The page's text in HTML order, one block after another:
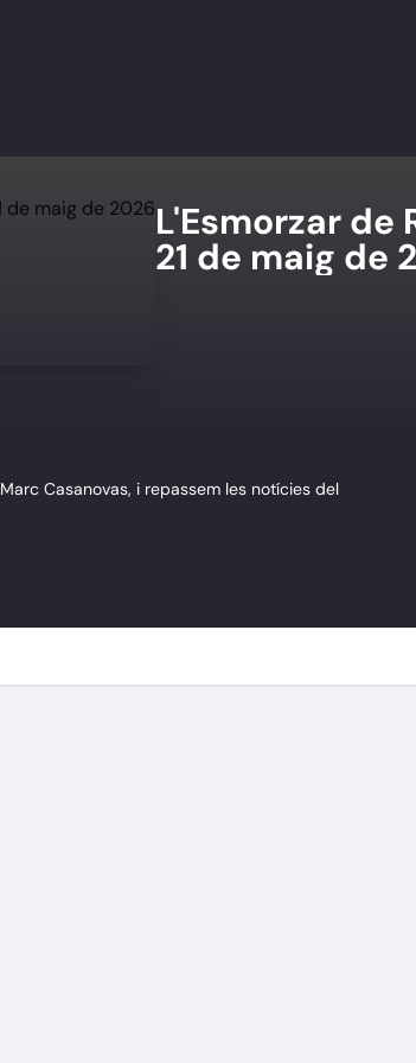
L'Esmorzar de
21 de maig de
Casanovas, i repassem les notícies del